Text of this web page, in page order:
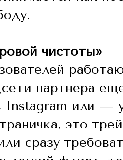
чистоты»
партнера
Instagram или —
это
сразу